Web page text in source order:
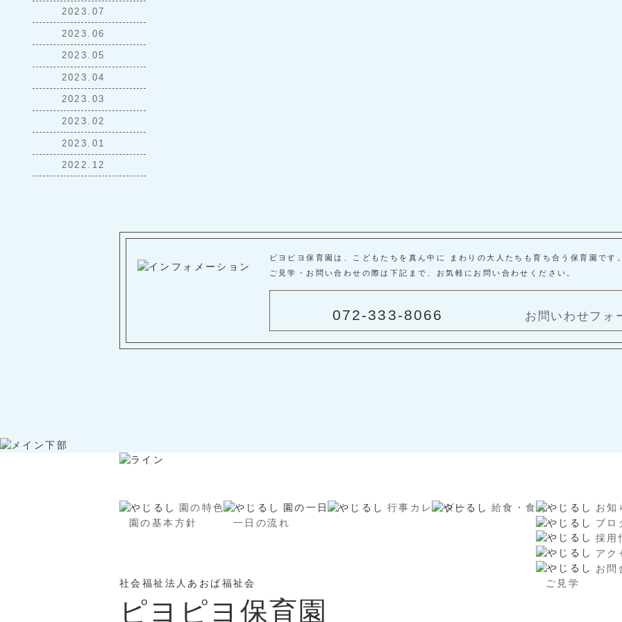
2023.07
2023.06
2023.05
2023.04
2023.03
2023.02
2023.01
2022.12
ピヨピヨ保育園は、こどもたちを真ん中に まわりの大人たちも育ち合う保育園です
ご見学・お問い合わせの際は下記まで、お気軽にお問い合わせください。
072-333-8066 お問いわせフォ
園の特色
園の基本方針
園の一日
一日の流れ
行事カレンダー 給食・食育
お知
ブロ
採用
アク
お問
ご見学
社会福祉法人あおば福祉会
ピヨピヨ保育園